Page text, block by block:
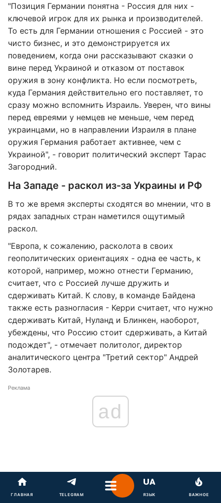
"Позиция Германии понятна - Россия для них -
ключевой игрок для их рынка и производителей.
То есть для Германии отношения с Россией - это
чисто бизнес, и это демонстрируется их
поведением, когда они рассказывают сказки о
вине перед Украиной и отказом от поставок
оружия в зону конфликта. Но если посмотреть,
куда Германия действительно его поставляет, то
сразу можно вспомнить Израиль. Уверен, что вины
перед евреями у немцев не меньше, чем перед
украинцами, но в направлении Израиля в плане
оружия Германия работает активнее, чем с
Украиной", - говорит политический эксперт Тарас
Загородний.
На Западе - раскол из-за Украины и РФ
В то же время эксперты сходятся во мнении, что в
рядах западных стран наметился ощутимый
раскол.
"Европа, к сожалению, расколота в своих
геополитических ориентациях - одна ее часть, к
которой, например, можно отнести Германию,
считает, что с Россией лучше дружить и
сдерживать Китай. К слову, в команде Байдена
также есть разногласия - Керри считает, что нужно
сдерживать Китай, Нуланд и Блинкен, наоборот,
убеждены, что Россию стоит сдерживать, а Китай
подождет", - отмечает политолог, директор
аналитического центра "Третий сектор" Андрей
Золотарев.
Реклама
ad
ГЛАВНАЯ TELEGRAM ЯЗЫК ВАЖНОЕ